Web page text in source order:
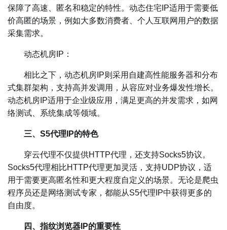
保障了高速、匿名和稳定的特性。动态住宅IP适用于需要低
价高匿的场景，例如大多数消费者、个人互联网用户的数据
采集需求。
动态机房IP：
相比之下，动态机房IP则采用自建高性能服务器和分布
式集群架构，支持高并发调用，从容应对业务爆发性增长。
动态机房IP适用于企业级应用，满足更高的并发需求，如网
络测试、系统集成等领域。
三、S5代理IP的特色
穿云代理不仅提供HTTP代理，还支持Socks5协议。
Socks5代理相比HTTP代理更加灵活，支持UDP协议，适
用于需要更高匿名性和更大程度自定义的场景。无论是爬虫
程序员还是网络测试专家，都能从S5代理IP中获得更多的
自由度。
四、指纹浏览器IP的重要性